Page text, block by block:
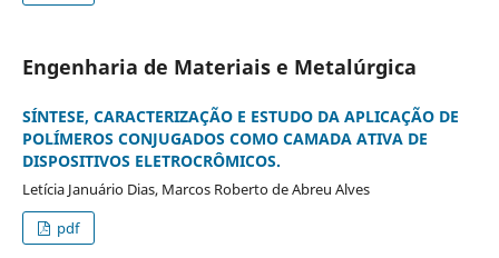
Engenharia de Materiais e Metalúrgica
SÍNTESE, CARACTERIZAÇÃO E ESTUDO DA APLICAÇÃO DE
POLÍMEROS CONJUGADOS COMO CAMADA ATIVA DE
DISPOSITIVOS ELETROCRÔMICOS.
Letícia Januário Dias, Marcos Roberto de Abreu Alves
pdf